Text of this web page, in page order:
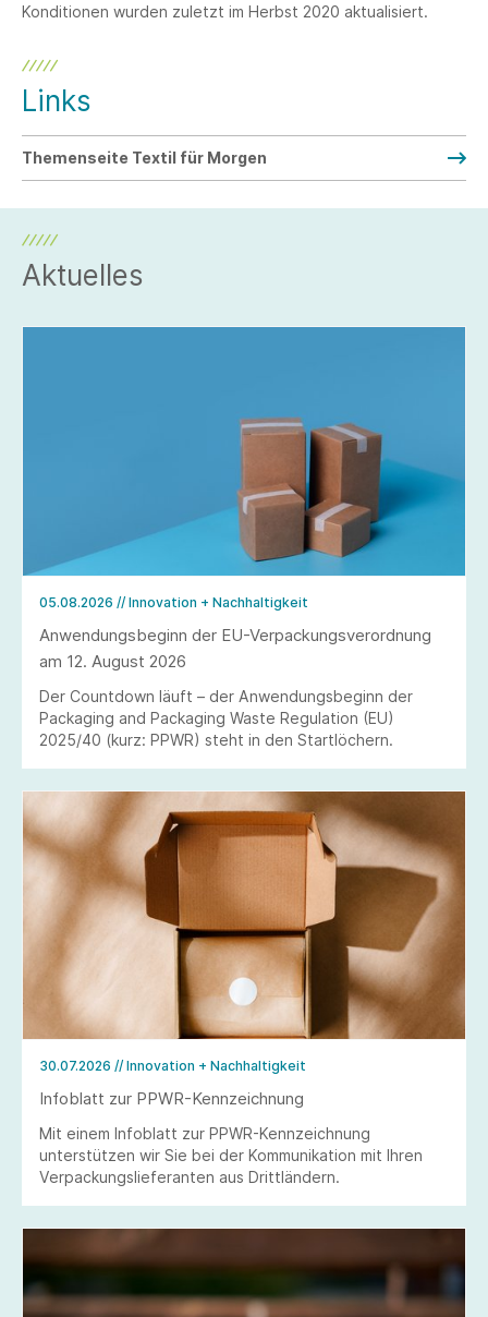
Konditionen wurden zuletzt im Herbst 2020 aktualisiert.
Links
Themenseite Textil für Morgen
Aktuelles
05.08.2026 // Innovation + Nachhaltigkeit
Anwendungsbeginn der EU-Verpackungsverordnung
am 12. August 2026
Der Countdown läuft – der Anwendungsbeginn der
Packaging and Packaging Waste Regulation (EU)
2025/40 (kurz: PPWR) steht in den Startlöchern.
30.07.2026 // Innovation + Nachhaltigkeit
Infoblatt zur PPWR-Kennzeichnung
Mit einem Infoblatt zur PPWR-Kennzeichnung
unterstützen wir Sie bei der Kommunikation mit Ihren
Verpackungslieferanten aus Drittländern.